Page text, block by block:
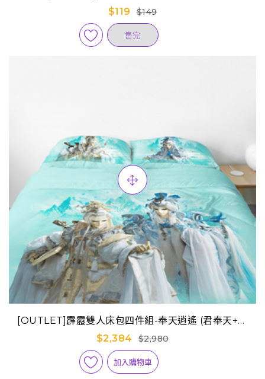
$119
$149
售完
[OUTLET]霹靂雙人床包四件組-奉天逍遙 (君奉天+天
跡)
$2,384 $2,980
加入購物車